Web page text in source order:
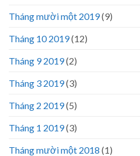
Tháng mười một 2019(9)
Tháng 10 2019(12)
Tháng 9 2019(2)
Tháng 3 2019(3)
Tháng 2 2019(5)
Tháng 1 2019(3)
Tháng mười một 2018 (1)